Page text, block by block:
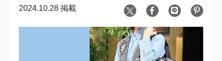
2024.10.28 掲載